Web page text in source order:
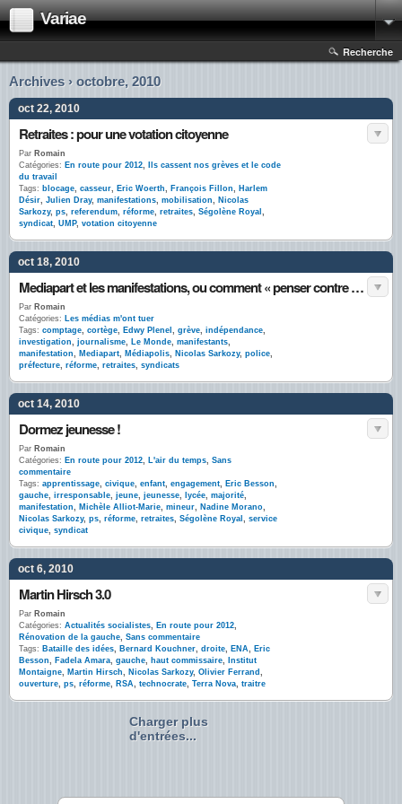
Variae
Recherche
Archives › octobre, 2010
oct 22, 2010
Retraites : pour une votation citoyenne
Par Romain
Catégories: En route pour 2012,
Ils cassent nos grèves et le code
du travail
Tags: blocage, casseur, Eric Woerth, François Fillon, Harlem
Désir, Julien Dray, manifestations, mobilisation, Nicolas
Sarkozy, ps, referendum, réforme, retraites, Ségolène Royal ,
syndicat, UMP, votation citoyenne
oct 18, 2010
Mediapart et les manifestations, ou comment « penser contre soi-même »
Par Romain
Catégories: Les médias m'ont tuer
Tags: comptage, cortège, Edwy Plenel , grève, indépendance,
investigation, journalisme, Le Monde, manifestants,
manifestation, Mediapart, Médiapolis, Nicolas Sarkozy, police,
préfecture, réforme, retraites, syndicats
oct 14, 2010
Dormez jeunesse !
Par Romain
Catégories: En route pour 2012, L'air du temps, Sans
commentaire
Tags: apprentissage, civique, enfant, engagement, Eric Besson,
gauche, irresponsable, jeune, jeunesse, lycée, majorité,
manifestation, Michèle Alliot-Marie, mineur, Nadine Morano,
Nicolas Sarkozy, ps, réforme, retraites, Ségolène Royal , service
civique, syndicat
oct 6, 2010
Martin Hirsch 3.0
Par Romain
Catégories: Actualités socialistes, En route pour 2012,
Rénovation de la gauche, Sans commentaire
Tags: Bataille des idées, Bernard Kouchner, droite, ENA, Eric
Besson, Fadela Amara, gauche, haut commissaire,
Institut
Montaigne, Martin Hirsch, Nicolas Sarkozy, Olivier Ferrand ,
ouverture, ps, réforme, RSA, technocrate, Terra Nova, traitre
Charger plus
d'entrées...